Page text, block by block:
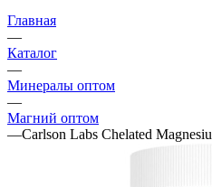
Главная
—
Каталог
—
Минералы оптом
—
Магний оптом
—Carlson Labs Chelated